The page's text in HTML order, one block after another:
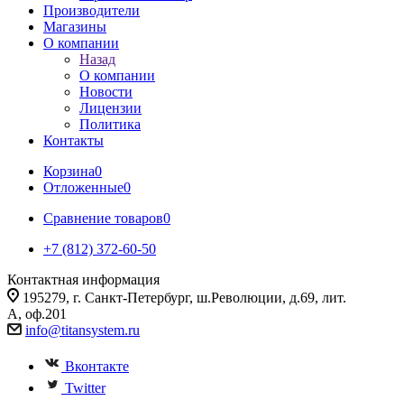
Производители
Магазины
О компании
Назад
О компании
Новости
Лицензии
Политика
Контакты
Корзина0
Отложенные0
Сравнение товаров0
+7 (812) 372-60-50
Контактная информация
195279, г. Санкт-Петербург, ш.Революции, д.69, лит.
А, оф.201
info@titansystem.ru
Вконтакте
Twitter